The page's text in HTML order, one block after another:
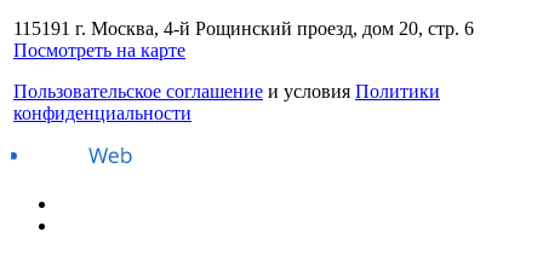
115191 г. Москва, 4-й Рощинский проезд, дом 20, стр. 6
Посмотреть на карте
Пользовательское соглашение и условия Политики
конфиденциальности